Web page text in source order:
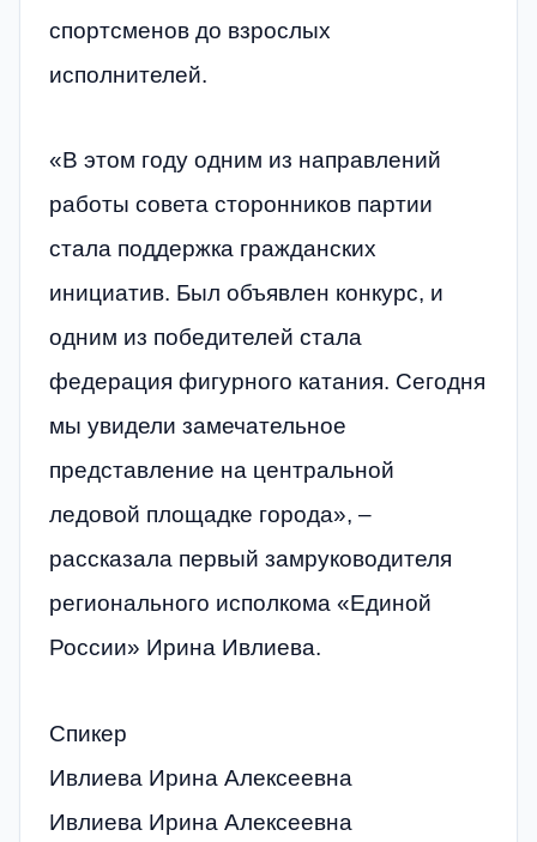
спортсменов до взрослых
исполнителей.
«В этом году одним из направлений
работы совета сторонников партии
стала поддержка гражданских
инициатив. Был объявлен конкурс, и
одним из победителей стала
федерация фигурного катания. Сегодня
мы увидели замечательное
представление на центральной
ледовой площадке города», –
рассказала первый замруководителя
регионального исполкома «Единой
России» Ирина Ивлиева.
Спикер
Ивлиева Ирина Алексеевна
Ивлиева Ирина Алексеевна